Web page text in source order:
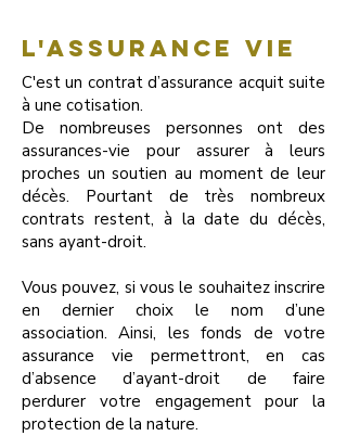
l'assurance vie
C'est un contrat d’assurance acquit suite
à une cotisation.
De nombreuses personnes ont des
assurances-vie pour assurer à leurs
proches un soutien au moment de leur
décès. Pourtant de très nombreux
contrats restent, à la date du décès,
sans ayant-droit.
Vous pouvez, si vous le souhaitez inscrire
en dernier choix le nom d’une
association. Ainsi, les fonds de votre
assurance vie permettront, en cas
d’absence d’ayant-droit de faire
perdurer votre engagement pour la
protection de la nature.